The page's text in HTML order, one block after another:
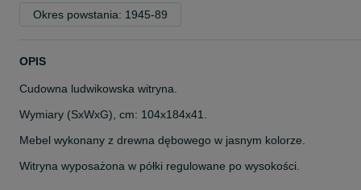
Okres powstania: 1945-89
OPIS
Cudowna ludwikowska witryna.
Wymiary (SxWxG), cm: 104x184x41.
Mebel wykonany z drewna dębowego w jasnym kolorze.
Witryna wyposażona w półki regulowane po wysokości.